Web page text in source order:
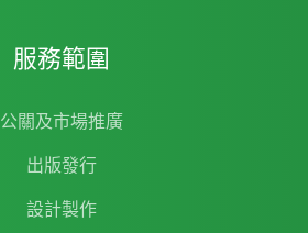
服務範圍
公關及市場推廣
出版發行
設計製作